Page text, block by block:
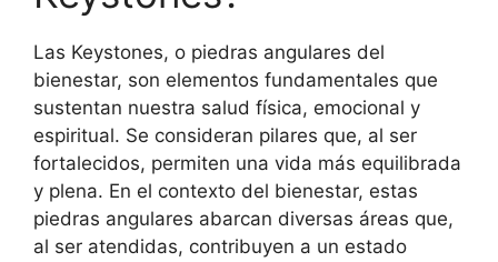
Las Keystones, o piedras angulares del
bienestar, son elementos fundamentales que
sustentan nuestra salud física, emocional y
espiritual. Se consideran pilares que, al ser
fortalecidos, permiten una vida más equilibrada
y plena. En el contexto del bienestar, estas
piedras angulares abarcan diversas áreas que,
al ser atendidas, contribuyen a un estado